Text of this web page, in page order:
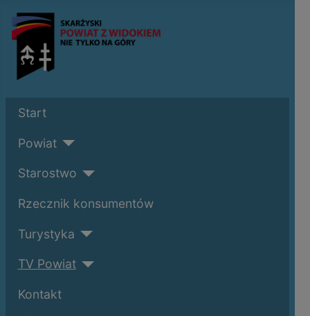
Start
Powiat
Starostwo
Rzecznik konsumentów
Turystyka
TV Powiat
Kontakt